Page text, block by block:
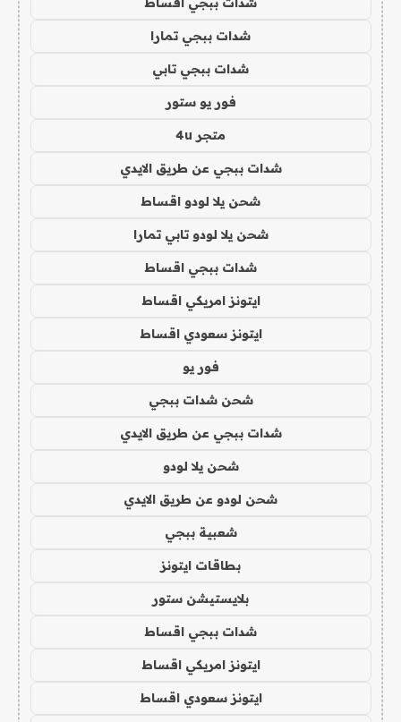
شدات ببجي تمارا
شدات ببجي تابي
فور يو ستور
متجر 4u
شدات ببجي عن طريق الايدي
شحن يلا لودو اقساط
شحن يلا لودو تابي تمارا
شدات ببجي اقساط
ايتونز امريكي اقساط
ايتونز سعودي اقساط
فور يو
شحن شدات ببجي
شدات ببجي عن طريق الايدي
شحن يلا لودو
شحن لودو عن طريق الايدي
شعبية ببجي
بطاقات ايتونز
بلايستيشن ستور
شدات ببجي اقساط
ايتونز امريكي اقساط
ايتونز سعودي اقساط